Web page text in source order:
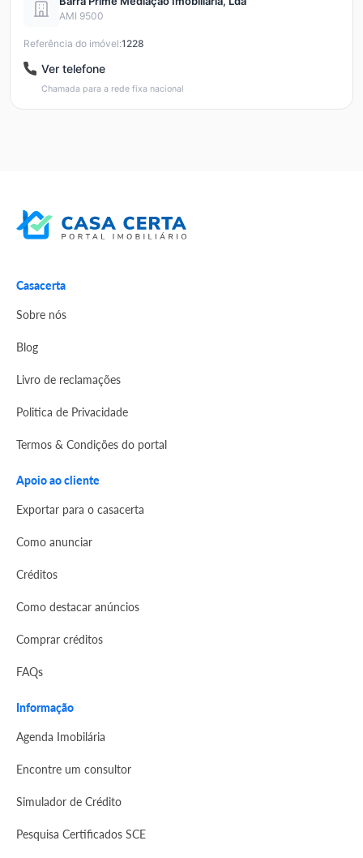
AMI 9500
Referência do imóvel:1228
Ver telefone
Chamada para a rede fixa nacional
Casacerta
Sobre nós
Blog
Livro de reclamações
Politica de Privacidade
Termos & Condições do portal
Apoio ao cliente
Exportar para o casacerta
Como anunciar
Créditos
Como destacar anúncios
Comprar créditos
FAQs
Informação
Agenda Imobilária
Encontre um consultor
Simulador de Crédito
Pesquisa Certificados SCE